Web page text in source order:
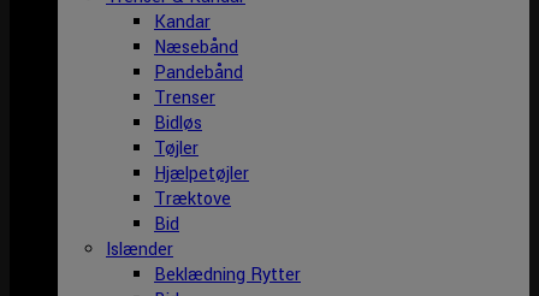
Kandar
Næsebånd
Pandebånd
Trenser
Bidløs
Tøjler
Hjælpetøjler
Træktove
Bid
Islænder
Beklædning Rytter